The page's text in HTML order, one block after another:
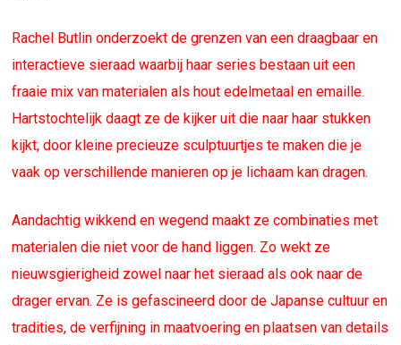
Rachel Butlin onderzoekt de grenzen van een draagbaar en
interactieve sieraad waarbij haar series bestaan uit een
fraaie mix van materialen als hout edelmetaal en emaille.
Hartstochtelijk daagt ze de kijker uit die naar haar stukken
kijkt, door kleine precieuze sculptuurtjes te maken die je
vaak op verschillende manieren op je lichaam kan dragen.
Aandachtig wikkend en wegend maakt ze combinaties met
materialen die niet voor de hand liggen. Zo wekt ze
nieuwsgierigheid zowel naar het sieraad als ook naar de
drager ervan. Ze is gefascineerd door de Japanse cultuur en
tradities, de verfijning in maatvoering en plaatsen van details